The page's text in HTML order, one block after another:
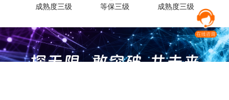
成熟度三级
等保三级
成熟度三级